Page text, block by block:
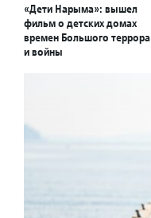
«Дети Нарыма»: вышел
фильм о детских домах
времен Большого террора
и войны